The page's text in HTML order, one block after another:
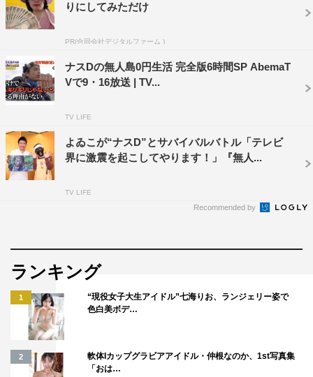
りにしてみただけ
PR(合同会社デジタルファーム )
ナスDの無人島0円生活 完全版6時間SP AbemaT
Vで9・16放送 | TV...
TV LIFE
よゐこが“ナスD”とサバイバルバトル「テレビ
界に激震を起こしてやります！」『無人...
TV LIFE
Recommended by
ランキング
1
“現役女子大生アイドル”七海りお、ランジェリー姿で
色白美ボデ…
2
軟体Iカップグラビアアイドル・仲根なのか、1st写真集
「おは…